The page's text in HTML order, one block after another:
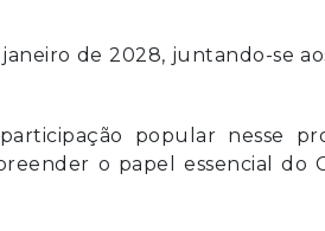
de 2028, juntando-se
popular nesse
o papel essencial do